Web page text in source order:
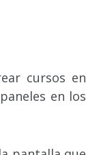
cursos en
en los